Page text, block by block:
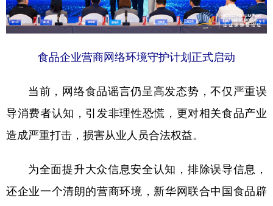
食品企业营商网络环境守护计划正式启动
当前，网络食品谣言仍呈高发态势，不仅严重误
导消费者认知，引发非理性恐慌，更对相关食品产业
造成严重打击，损害从业人员合法权益。
为全面提升大众信息安全认知，排除误导信息，
还企业一个清朗的营商环境，新华网联合中国食品辟